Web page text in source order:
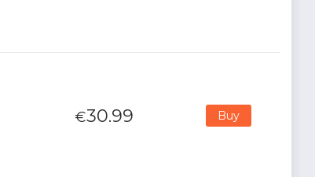
€30.99 Buy